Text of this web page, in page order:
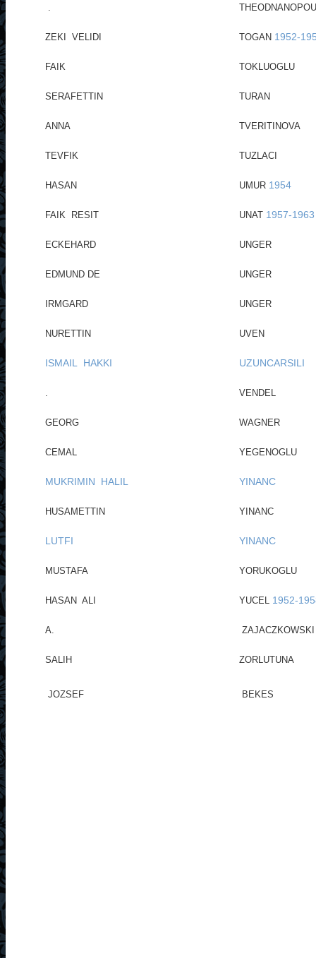
.
ZEKI VELIDI TOGAN 1952-
FAIK TOKLUOGLU
SERAFETTIN TURAN
ANNA TVERITINOVA
TEVFIK TUZLACI
HASAN UMUR 1954
FAIK RESIT UNAT 1957-1963
ECKEHARD UNGER
EDMUND DE UNGER
IRMGARD UNGER
NURETTIN UVEN
ISMAIL HAKKI UZUNCARSILI
. VENDEL
GEORG WAGNER
CEMAL YEGENOGLU
MUKRIMIN HALIL YINANC
HUSAMETTIN YINANC
LUTFI YINANC
MUSTAFA YORUKOGLU
HASAN ALI YUCEL 1952-
A. ZAJACZKOWSKI
SALIH ZORLUTUNA
JOZSEF BEKES